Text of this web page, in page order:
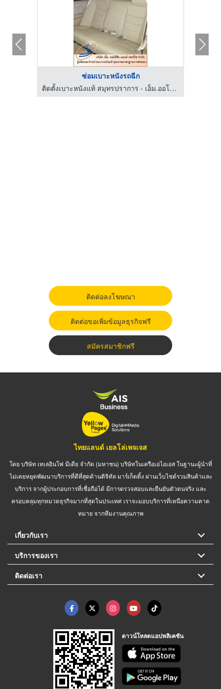
ซ่อมเบาะหนังรถฉีก
ติดตั้งเบาะหนังแท้ สมุทรปราการ - เอ็ม.ออโต้ชีท แอนด์ เซอร์วิส
ติดต่อลงโฆษณา
ติดต่อขอเพิ่มข้อมูลธุรกิจฟรี
สมัครสมาชิกฟรี
ไทยแลนด์ เยลโล่เพจเจส
โดย บริษัท เทเลอินโฟ มีเดีย จำกัด (มหาชน) บริษัทในเครือเอไอเอส ในฐานะผู้นำที่
ไม่เคยหยุดพัฒนาบริการที่ดีที่สุดด้านดิจิทัล มาร์เก็ตติ้ง ผ่านเว็บไซต์รวมสินค้าและ
บริการ จากผู้ประกอบการที่เชื่อถือได้ มีการตรวจสอบและยืนยันตัวตนจริง และ
ครอบคลุมทุกหมวดธุรกิจมากที่สุดในประเทศ เราจะมอบบริการที่เหนือความคาด
หมาย จากทีมงานคุณภาพ
เกี่ยวกับเรา
บริการของเรา
ติดต่อเรา
ดาวน์โหลดแอปพลิเคชัน